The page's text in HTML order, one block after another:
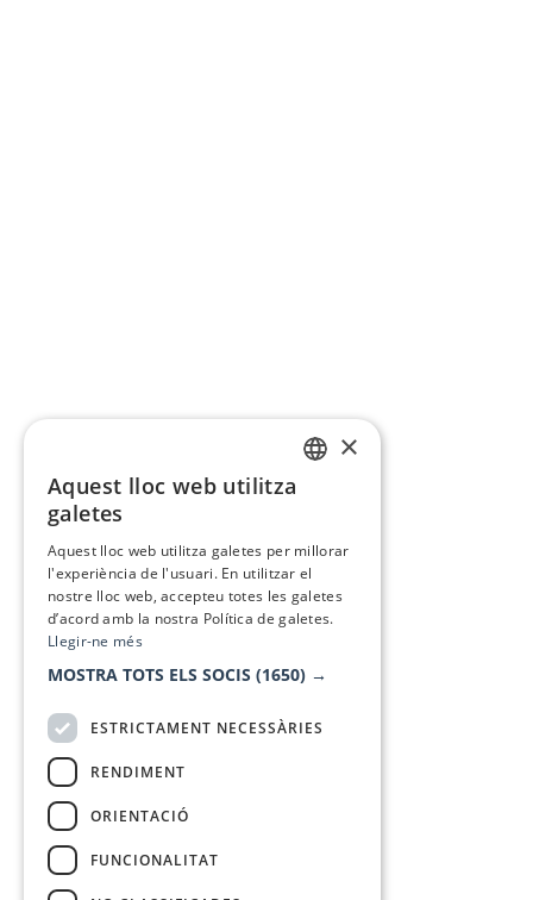
×
Aquest lloc web utilitza
galetes
Aquest lloc web utilitza galetes per millorar
l'experiència de l'usuari. En utilitzar el
nostre lloc web, accepteu totes les galetes
d’acord amb la nostra Política de galetes.
Llegir-ne més
MOSTRA TOTS ELS SOCIS (1650) →
ESTRICTAMENT NECESSÀRIES
RENDIMENT
ORIENTACIÓ
FUNCIONALITAT